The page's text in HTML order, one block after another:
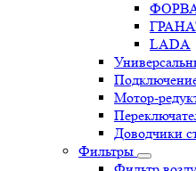
LADA
Мотор-
Доводчики
Фильтры